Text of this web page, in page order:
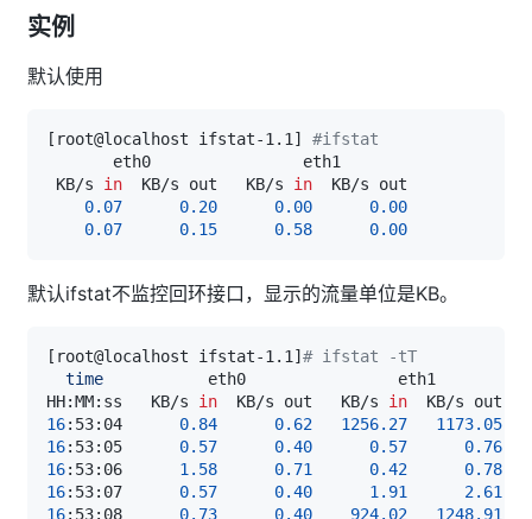
实例
默认使用
[ root@localhost ifstat-1.1 ]
#ifstat
KB/s in
  KB/s out   KB/s
in
0.07
0.20 0.00
0.00
0.07
0.15 0.58 0.00
默认ifstat不监控回环接口，显示的流量单位是KB。
[ root@localhost ifstat-1.1 ] # ifstat -tT
time
HH:MM:ss   KB/s in
  KB/s out   KB/s
in
KB/s out
16:53:04 0.84 0.62 1256.27
1173.05
16:53:05 0.57 0.40 0.57
0.76
16:53:06 1.58 0.71 0.42
0.78
16:53:07 0.57 0.40 1.91
2.61
16:53:08 0.73 0.40 924.02 1248.91